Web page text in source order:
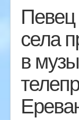
Певец
села
в